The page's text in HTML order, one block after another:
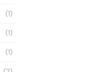
(1)
(1)
(1)